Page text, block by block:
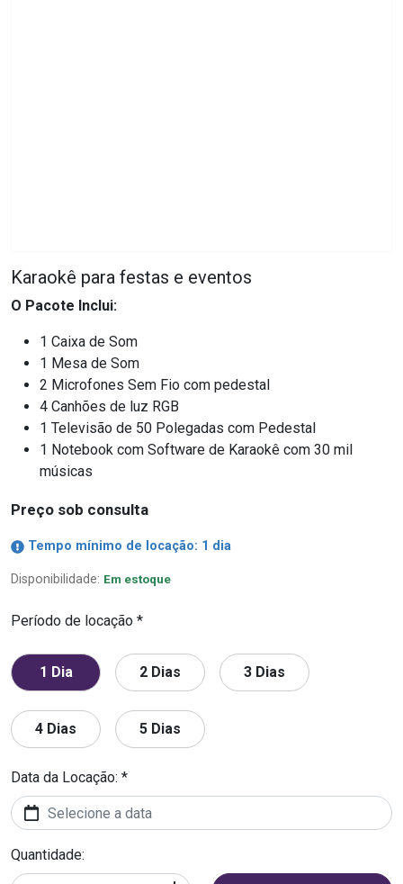
Karaokê para festas e eventos
O Pacote Inclui:
1 Caixa de Som
1 Mesa de Som
2 Microfones Sem Fio com pedestal
4 Canhões de luz RGB
1 Televisão de 50 Polegadas com Pedestal
1 Notebook com Software de Karaokê com 30 mil
músicas
Preço sob consulta
Tempo mínimo de locação: 1 dia
Disponibilidade: Em estoque
Período de locação *
1 Dia 2 Dias 3 Dias
4 Dias 5 Dias
Data da Locação: *
Quantidade: